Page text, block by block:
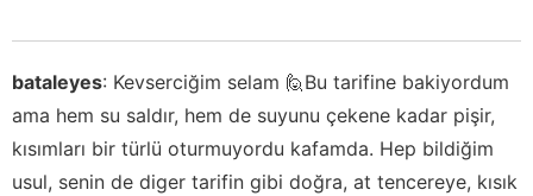
bataleyes: Kevserciğim selam 🙋Bu tarifine bakiyordum
ama hem su saldır, hem de suyunu çekene kadar pişir,
kısımları bir türlü oturmuyordu kafamda. Hep bildiğim
usul, senin de diger tarifin gibi doğra, at tencereye, kısık